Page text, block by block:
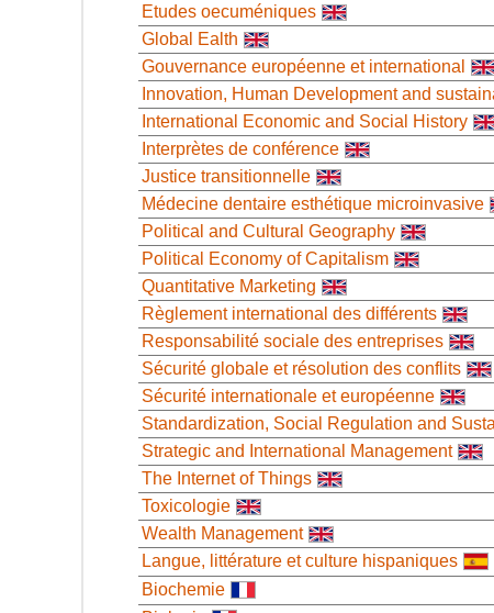
Etudes oecuméniques
Global Ealth
Gouvernance européenne et international
Innovation, Human Development and
International Economic and Social History
Interprètes de conférence
Justice transitionnelle
Médecine dentaire esthétique microinvasive
Political and Cultural Geography
Political Economy of Capitalism
Quantitative Marketing
Règlement international des différents
Responsabilité sociale des entreprises
Sécurité globale et résolution des conflits
Sécurité internationale et européenne
Standardization, Social Regulation and
Strategic and International Management
The Internet of Things
Toxicologie
Wealth Management
Langue, littérature et culture hispaniques
Biochemie